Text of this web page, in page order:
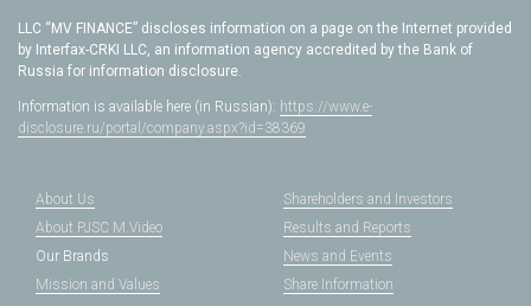
LLC “MV FINANCE” discloses information on a page on the Internet provided
by Interfax-CRKI LLC, an information agency accredited by the Bank of
Russia for information disclosure.
Information is available here (in Russian): https://www.e-
disclosure.ru/portal/company.aspx?id=38369
About Us
About PJSC M.Video
Our Brands
Mission and Values
Shareholders and Investors
Results and Reports
News and Events
Share Information